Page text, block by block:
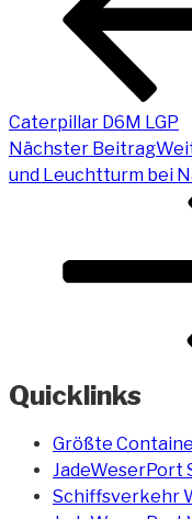
Caterpillar D6M LGP
Nächster Beitrag
und Leuchtturm bei
Quicklinks
Größte
JadeWeserPort
Schiffsverkehr